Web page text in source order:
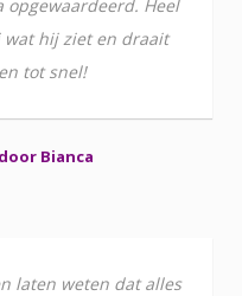
opgewaardeerd. Heel
hij ziet en draait
tot snel!
door Bianca
laten weten dat alles